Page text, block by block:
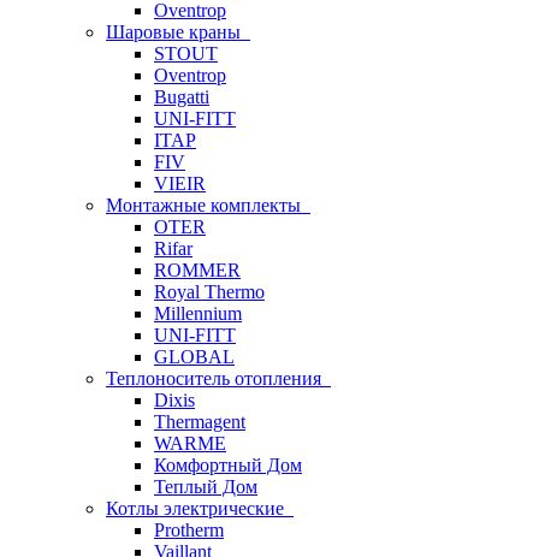
Oventrop
Шаровые краны
STOUT
Oventrop
Bugatti
UNI-FITT
ITAP
FIV
VIEIR
Монтажные комплекты
OTER
Rifar
ROMMER
Royal Thermo
Millennium
UNI-FITT
GLOBAL
Теплоноситель отопления
Dixis
Thermagent
WARME
Комфортный Дом
Теплый Дом
Котлы электрические
Protherm
Vaillant